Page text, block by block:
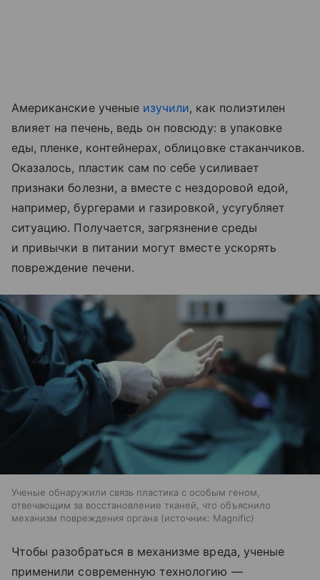
Американские ученые изучили, как полиэтилен
влияет на печень, ведь он повсюду: в упаковке
еды, пленке, контейнерах, облицовке стаканчиков.
Оказалось, пластик сам по себе усиливает
признаки болезни, а вместе с нездоровой едой,
например, бургерами и газировкой, усугубляет
ситуацию. Получается, загрязнение среды
и привычки в питании могут вместе ускорять
повреждение печени.
Ученые обнаружили связь пластика с особым геном,
отвечающим за восстановление тканей, что объяснило
механизм повреждения органа
источник: Magnific
Чтобы разобраться в механизме вреда, ученые
применили современную технологию —